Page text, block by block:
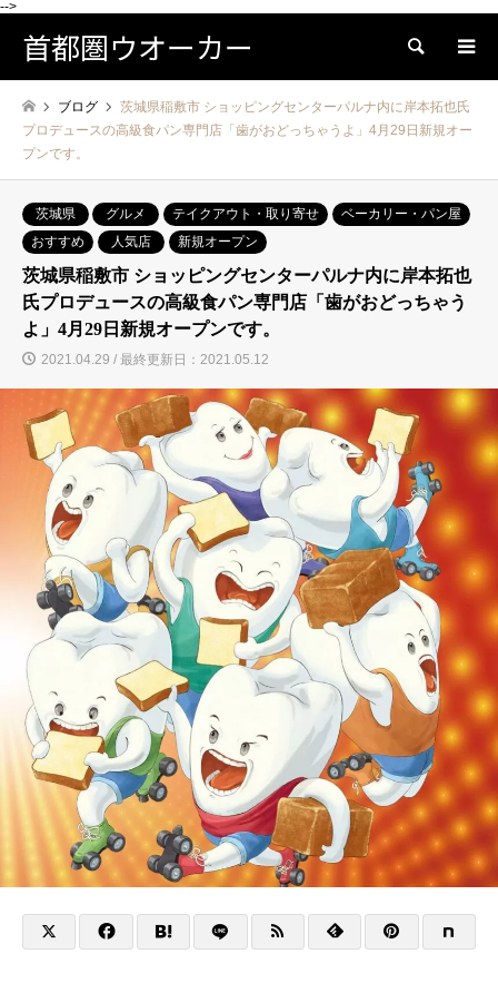
-->
首都圏ウオーカー 検索
ブログ
茨城県稲敷市 ショッピングセンターパルナ内に岸本拓也氏
プロデュースの高級食パン専門店「歯がおどっちゃうよ」4月29日新規オー
プンです。
茨城県 グルメ テイクアウト・取り寄せ
ベーカリー・パン屋
おすすめ
人気店 新規オープン
茨城県稲敷市 ショッピングセンターパルナ内に岸本拓也
氏プロデュースの高級食パン専門店「歯がおどっちゃう
よ」4月29日新規オープンです。
2021.04.29 / 最終更新日：2021.05.12